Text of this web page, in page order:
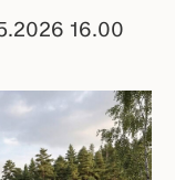
16.00